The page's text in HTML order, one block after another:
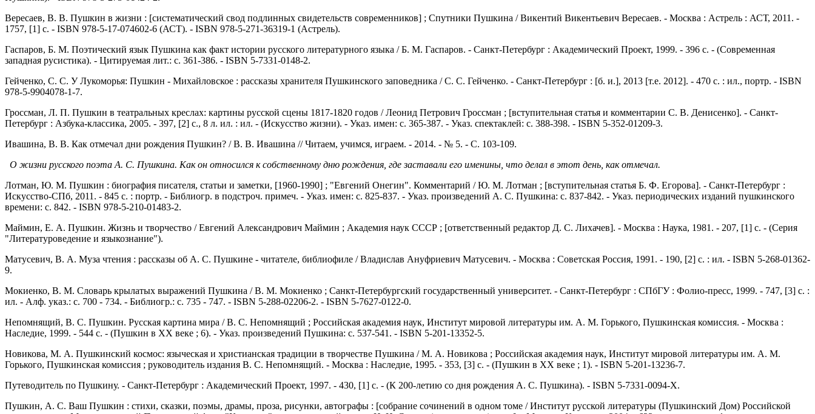
Вересаев, В. В. Пушкин в жизни : [систематический свод подлинных свидетельств современников] ; Спутники Пушкина / Викентий Викентьевич Вересаев. - Москва : Астрель : АСТ, 2011. -
1757, [1] c. - ISBN 978-5-17-074602-6 (АСТ). - ISBN 978-5-271-36319-1 (Астрель).
Гаспаров, Б. М. Поэтический язык Пушкина как факт истории русского литературного языка / Б. М. Гаспаров. - Санкт-Петербург : Академический Проект, 1999. - 396 с. - (Современная
западная русистика). - Цитируемая лит.: с. 361-386. - ISBN 5-7331-0148-2.
Гейченко, С. С. У Лукоморья: Пушкин - Михайловское : рассказы хранителя Пушкинского заповедника / С. С. Гейченко. - Санкт-Петербург : [б. и.], 2013 [т.е. 2012]. - 470 с. : ил., портр. - ISBN
978-5-9904078-1-7.
Гроссман, Л. П. Пушкин в театральных креслах: картины русской сцены 1817-1820 годов / Леонид Петрович Гроссман ; [вступительная статья и комментарии С. В. Денисенко]. - Санкт-
Петербург : Азбука-классика, 2005. - 397, [2] с., 8 л. ил. : ил. - (Искусство жизни). - Указ. имен: с. 365-387. - Указ. спектаклей: с. 388-398. - ISBN 5-352-01209-3.
Ивашина, В. В. Как отмечал дни рождения Пушкин? / В. В. Ивашина // Читаем, учимся, играем. - 2014. - № 5. - С. 103-109.
О жизни русского поэта А. С. Пушкина. Как он относился к собственному дню рождения, где заставали его именины, что делал в этот день, как отмечал.
Лотман, Ю. М. Пушкин : биография писателя, статьи и заметки, [1960-1990] ; "Евгений Онегин". Комментарий / Ю. М. Лотман ; [вступительная статья Б. Ф. Егорова]. - Санкт-Петербург :
Искусство-СПб, 2011. - 845 с. : портр. - Библиогр. в подстроч. примеч. - Указ. имен: c. 825-837. - Указ. произведений А. С. Пушкина: c. 837-842. - Указ. периодических изданий пушкинского
времени: c. 842. - ISBN 978-5-210-01483-2.
Маймин, Е. А. Пушкин. Жизнь и творчество / Евгений Александрович Маймин ; Академия наук СССР ; [ответственный редактор Д. С. Лихачев]. - Москва : Наука, 1981. - 207, [1] с. - (Серия
"Литературоведение и языкознание").
Матусевич, В. А. Муза чтения : рассказы об А. С. Пушкине - читателе, библиофиле / Владислав Ануфриевич Матусевич. - Москва : Советская Россия, 1991. - 190, [2] с. : ил. - ISBN 5-268-01362-
9.
Мокиенко, В. М. Словарь крылатых выражений Пушкина / В. М. Мокиенко ; Санкт-Петербургский государственный университет. - Санкт-Петербург : СПбГУ : Фолио-пресс, 1999. - 747, [3] с. :
ил. - Алф. указ.: с. 700 - 734. - Библиогр.: с. 735 - 747. - ISBN 5-288-02206-2. - ISBN 5-7627-0122-0.
Непомнящий, В. С. Пушкин. Русская картина мира / В. С. Непомнящий ; Российская академия наук, Институт мировой литературы им. А. М. Горького, Пушкинская комиссия. - Москва :
Наследие, 1999. - 544 с. - (Пушкин в XX веке ; 6). - Указ. произведений Пушкина: с. 537-541. - ISBN 5-201-13352-5.
Новикова, М. А. Пушкинский космос: языческая и христианская традиции в творчестве Пушкина / М. А. Новикова ; Российская академия наук, Институт мировой литературы им. А. М.
Горького, Пушкинская комиссия ; руководитель издания В. С. Непомнящий. - Москва : Наследие, 1995. - 353, [3] с. - (Пушкин в XX веке ; 1). - ISBN 5-201-13236-7.
Путеводитель по Пушкину. - Санкт-Петербург : Академический Проект, 1997. - 430, [1] с. - (К 200-летию со дня рождения А. С. Пушкина). - ISBN 5-7331-0094-Х.
Пушкин, А. С. Ваш Пушкин : стихи, сказки, поэмы, драмы, проза, рисунки, автографы : [собрание сочинений в одном томе / Институт русской литературы (Пушкинский Дом) Российской